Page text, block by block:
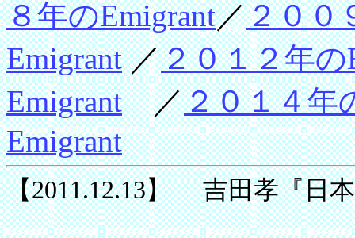
８年のEmigrant／２００
Emigrant／２０１２年の
Emigrant／２０１４年
Emigrant
【2011.12.13】 吉田孝『日